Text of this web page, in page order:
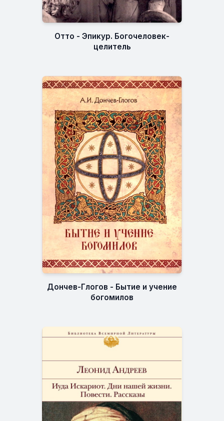
Отто - Эпикур. Богочеловек-
целитель
Дончев-Глогов - Бытие и учение
богомилов